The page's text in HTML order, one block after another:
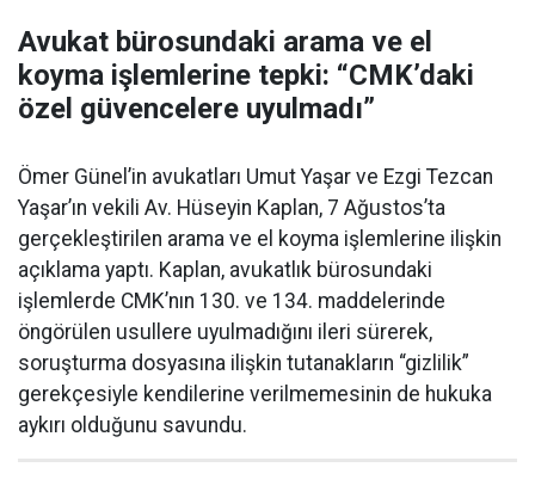
Avukat bürosundaki arama ve el
koyma işlemlerine tepki: “CMK’daki
özel güvencelere uyulmadı”
Ömer Günel’in avukatları Umut Yaşar ve Ezgi Tezcan
Yaşar’ın vekili Av. Hüseyin Kaplan, 7 Ağustos’ta
gerçekleştirilen arama ve el koyma işlemlerine ilişkin
açıklama yaptı. Kaplan, avukatlık bürosundaki
işlemlerde CMK’nın 130. ve 134. maddelerinde
öngörülen usullere uyulmadığını ileri sürerek,
soruşturma dosyasına ilişkin tutanakların “gizlilik”
gerekçesiyle kendilerine verilmemesinin de hukuka
aykırı olduğunu savundu.